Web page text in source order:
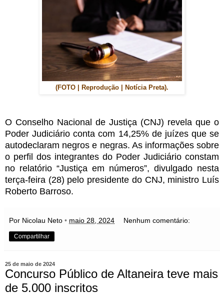
(FOTO | Reprodução | Notícia Preta).
O Conselho Nacional de Justiça (CNJ) revela que o
Poder Judiciário conta com 14,25% de juízes que se
autodeclaram negros e negras. As informações sobre
o perfil dos integrantes do Poder Judiciário constam
no relatório “Justiça em números”, divulgado nesta
terça-feira (28) pelo presidente do CNJ, ministro Luís
Roberto Barroso.
Por Nicolau Neto • maio 28, 2024 Nenhum comentário:
Compartilhar
25 de maio de 2024
Concurso Público de Altaneira teve mais
de 5.000 inscritos